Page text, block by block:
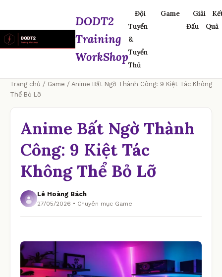
DODT2
Training
WorkShop
Đội
Tuyển
&
Tuyển
Thủ
Game
Giải
Đấu
Quả
Trang chủ / Game / Anime Bất Ngờ Thành Công: 9 Kiệt Tác Không
Thể Bỏ Lỡ
Anime Bất Ngờ Thành
Công: 9 Kiệt Tác
Không Thể Bỏ Lỡ
Lê Hoàng Bách
27/05/2026 • Chuyên mục Game